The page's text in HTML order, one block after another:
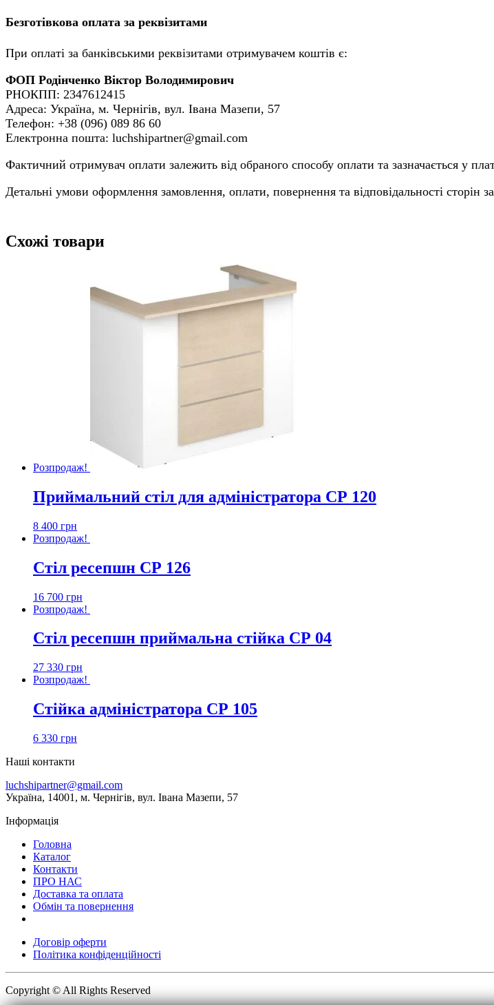
Безготівкова оплата за реквізитами
При оплаті за банківськими реквізитами отримувачем коштів є:
ФОП Родінченко Віктор Володимирович
РНОКПП: 2347612415
Адреса: Україна, м. Чернігів, вул. Івана Мазепи, 57
Телефон: +38 (096) 089 86 60
Електронна пошта: luchshipartner@gmail.com
Фактичний отримувач оплати залежить від обраного способу оплати та зазначається у
Детальні умови оформлення замовлення, оплати, повернення та відповідальності сторін
Схожі товари
Розпродаж!
Приймальний стіл для адміністратора СР 120
8 400 грн
Розпродаж!
Стіл ресепшн СР 126
16 700 грн
Розпродаж!
Стіл ресепшн приймальна стійка СР 04
27 330 грн
Розпродаж!
Стійка адміністратора СР 105
6 330 грн
Наші контакти
luchshipartner@gmail.com
Українa, 14001, м. Чернігів, вул. Івана Мазепи, 57
Інформація
Головна
Каталог
Контакти
ПРО НАС
Доставка та оплата
Обмін та повернення
Договір оферти
Політика конфіденційності
Copyright © All Rights Reserved